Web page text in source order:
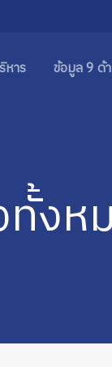
หาร ข้อมูล 9 ด้
ทั้งห